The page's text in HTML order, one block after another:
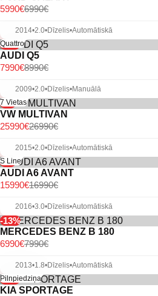
6990€
5990€
2014•2.0•Dīzelis•Automātiskā
-11%
Quattro
AUDI Q5
8990€
7990€
2009•2.0•Dīzelis•Manuālā
-4%
7 Vietas
VW MULTIVAN
26990€
25990€
2015•2.0•Dīzelis•Automātiskā
-6%
S Line
AUDI A6 AVANT
16990€
15990€
2016•3.0•Dīzelis•Automātiskā
-13%
MERCEDES BENZ B 180
7990€
6990€
2013•1.8•Dīzelis•Automātiskā
-11%
Pilnpiedziņa
KIA SPORTAGE